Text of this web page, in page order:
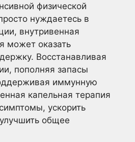
физической
нуждаетесь в
внутривенная
может оказать
Восстанавливая
пополняя запасы
иммунную
капельная терапия
ускорить
общее